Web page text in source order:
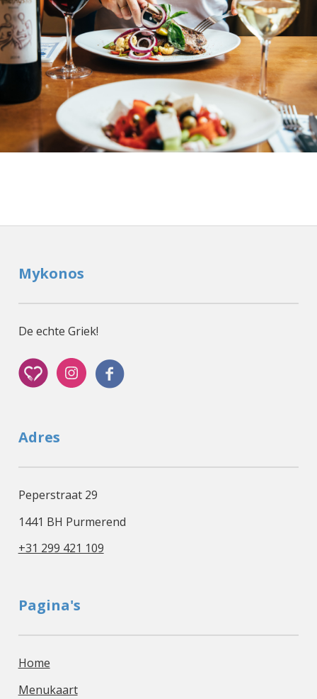
Mykonos
De echte Griek!
Adres
Peperstraat 29
1441 BH Purmerend
+31 299 421 109
Pagina's
Home
Menukaart